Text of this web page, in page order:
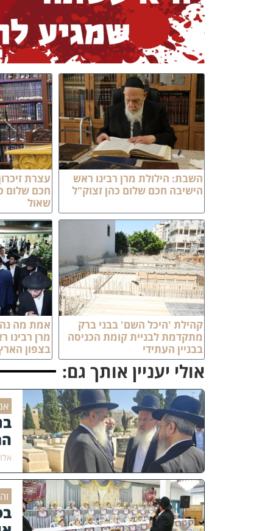
השבת: הילולת מרן רבינו ראש
הישיבה חכם שלום כהן זצוק"ל
עצרת
חכם שלום
שאול
קהילת 'היכל השם' בבני ברק
מתקדמת לבניית קומת הכניסה
בבניין העתידי
אמת מה
מרן
בצפון
אולי יעניין אותך גם: